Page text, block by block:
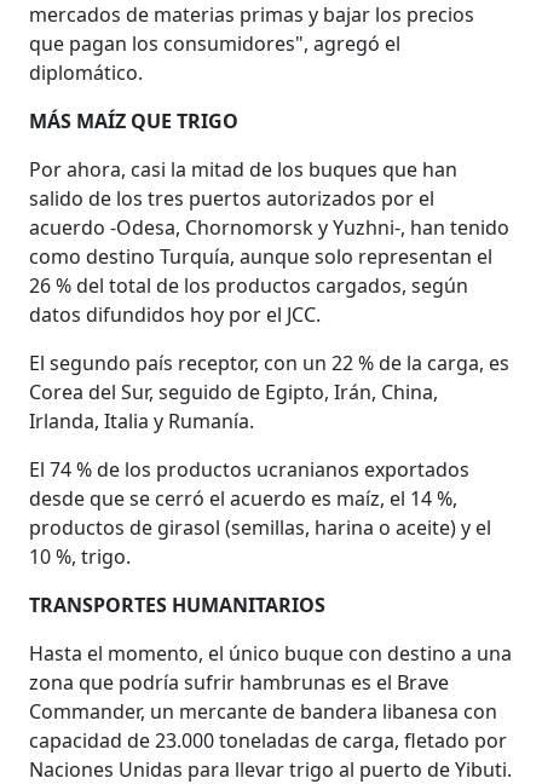
mercados de materias primas y bajar los precios
que pagan los consumidores", agregó el
diplomático.
MÁS MAÍZ QUE TRIGO
Por ahora, casi la mitad de los buques que han
salido de los tres puertos autorizados por el
acuerdo -Odesa, Chornomorsk y Yuzhni-, han tenido
como destino Turquía, aunque solo representan el
26 % del total de los productos cargados, según
datos difundidos hoy por el JCC.
El segundo país receptor, con un 22 % de la carga, es
Corea del Sur, seguido de Egipto, Irán, China,
Irlanda, Italia y Rumanía.
El 74 % de los productos ucranianos exportados
desde que se cerró el acuerdo es maíz, el 14 %,
productos de girasol (semillas, harina o aceite) y el
10 %, trigo.
TRANSPORTES HUMANITARIOS
Hasta el momento, el único buque con destino a una
zona que podría sufrir hambrunas es el Brave
Commander, un mercante de bandera libanesa con
capacidad de 23.000 toneladas de carga, fletado por
Naciones Unidas para llevar trigo al puerto de Yibuti.